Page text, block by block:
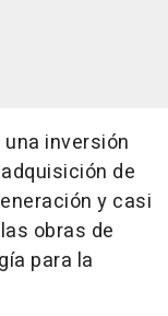
inversión
de
y casi
obras de
para la